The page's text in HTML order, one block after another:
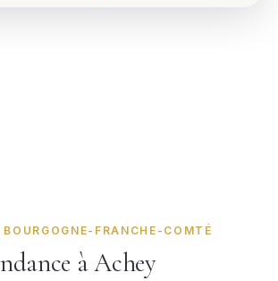
FRANCHE-COMTÉ
à Achey